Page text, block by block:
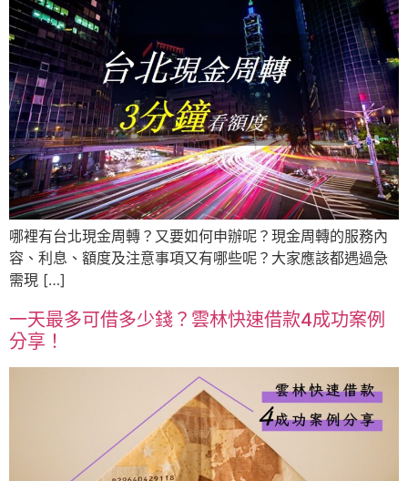
哪裡有台北現金周轉？又要如何申辦呢？現金周轉的服務內
容、利息、額度及注意事項又有哪些呢？大家應該都遇過急
需現 […]
一天最多可借多少錢？雲林快速借款4成功案例
分享！